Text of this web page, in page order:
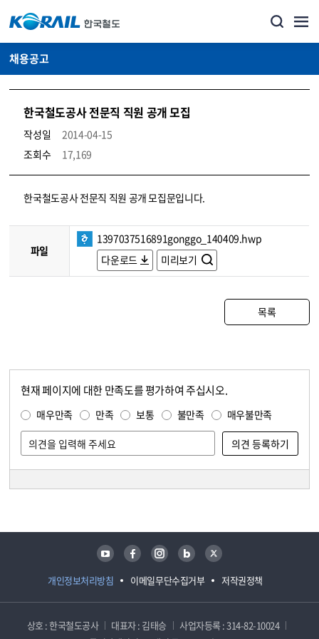
채용공고
한국철도공사 전문직 직원 공개 모집
작성일
2014-04-15
조회수
17,169
코레일소개_경영공시_채용공고 상세보기 – 내용, 파일, 담당자 연락처로 구성
한국철도공사 전문직 직원 공개 모집문입니다.
파일
1397037516891gonggo_140409.hwp
다운로드
미리보기
목록
현재 페이지에 대한 만족도를 평가하여 주십시오.
매우만족 만족 보통 불만족 매우불만족
개인정보처리방침 이메일무단수집거부 저작권정책
유튜브 페이스북 인스타그램 블로그 트위터
상호 : 한국철도공사 대표자 : 김태승
사업자등록 : 314-82-10024